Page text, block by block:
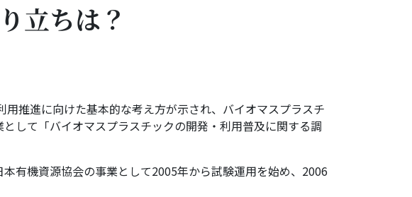
立ちは？
推進に向けた基本的な考え方が示され、バイオマスプラスチ
して「バイオマスプラスチックの開発・利用普及に関する調
有機資源協会の事業として2005年から試験運用を始め、2006